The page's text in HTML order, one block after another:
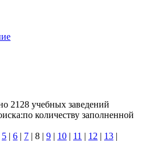
2128 учебных заведений
по количеству заполненной
5 | 6 | 7 | 8 | 9 | 10 | 11 | 12 | 13 |